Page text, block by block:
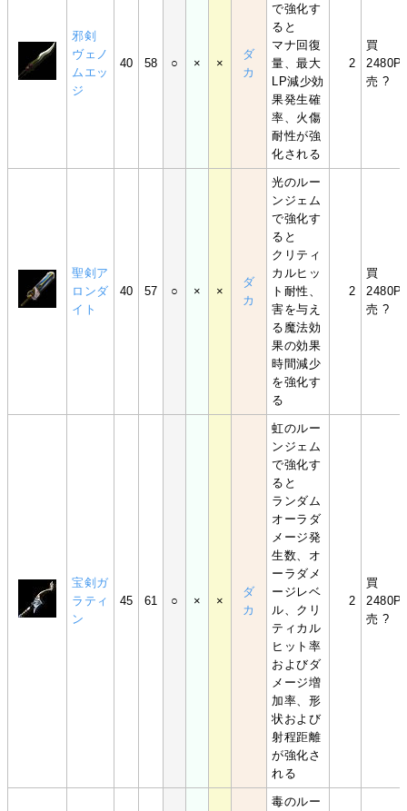
邪剣
ヴェノ
ムエッ
ジ
40 58 ○ × ×
ダ
カ
で強化す
ると
マナ回復
量、最大
LP減少効
果発生確
率、火傷
耐性が強
化される
2
買
売 ?
聖剣ア
ロンダ
イト
40 57 ○ × ×
ダ
カ
光のルー
ンジェム
で強化す
ると
クリティ
カルヒッ
ト耐性、
害を与え
る魔法効
果の効果
時間減少
を強化す
る
2
買
売 ?
宝剣ガ
ラティ
ン
45 61 ○ × ×
ダ
カ
虹のルー
ンジェム
で強化す
ると
ランダム
オーラダ
メージ発
生数、オ
ーラダメ
ージレベ
ル、クリ
ティカル
ヒット率
およびダ
メージ増
加率、形
状および
射程距離
が強化さ
れる
2
買
売 ?
毒のルー